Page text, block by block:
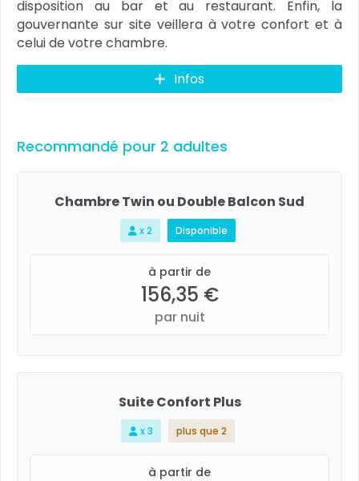
disposition au bar et au restaurant. Enfin, la
gouvernante sur site veillera à votre confort et à
celui de votre chambre.
Infos
Recommandé pour 2 adultes
Chambre Twin ou Double Balcon Sud
x 2 Disponible
à partir de
156,35 €
par nuit
Suite Confort Plus
x 3 plus que 2
à partir de